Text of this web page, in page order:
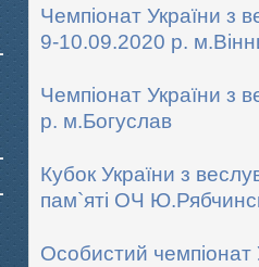
Чемпіонат України з
9-10.09.2020 р.
Чемпіонат України з
р. м.Богуслав
Кубок України з
пам`яті ОЧ
Особистий чемпіонат